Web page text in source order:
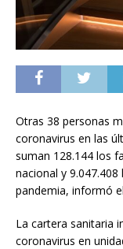
Otras 38 personas
coronavirus en las
suman 128.144 los
nacional y
pandemia, informó
La cartera sanitaria
coronavirus en